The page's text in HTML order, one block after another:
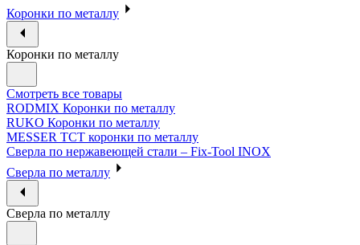
Коронки по металлу
Коронки по металлу
Смотреть все товары
RODMIX Коронки по металлу
RUKO Коронки по металлу
MESSER ТСТ коронки по металлу
Сверла по нержавеющей стали – Fix-Tool INOX
Сверла по металлу
Сверла по металлу